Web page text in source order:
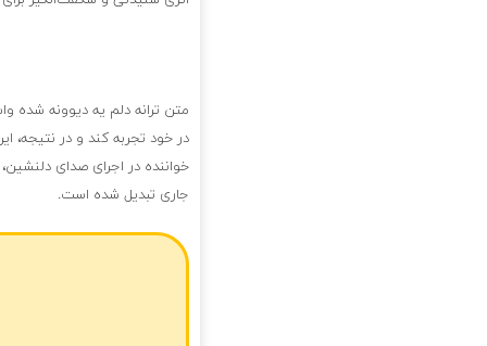
متن ترانه دلم یه دیوونه شده
در خود تجربه کند و در نتیجه،
خواننده در اجرای صدای
جاری تبدیل شده است.